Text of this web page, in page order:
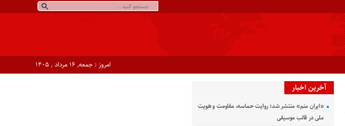
امروز : جمعه, ۱۶ مرداد , ۱۴۰۵
آخرین اخبار
«ایران منم» منتشر شد؛ روایت حماسه، مقاومت و هویت
ملی در قالب موسیقی